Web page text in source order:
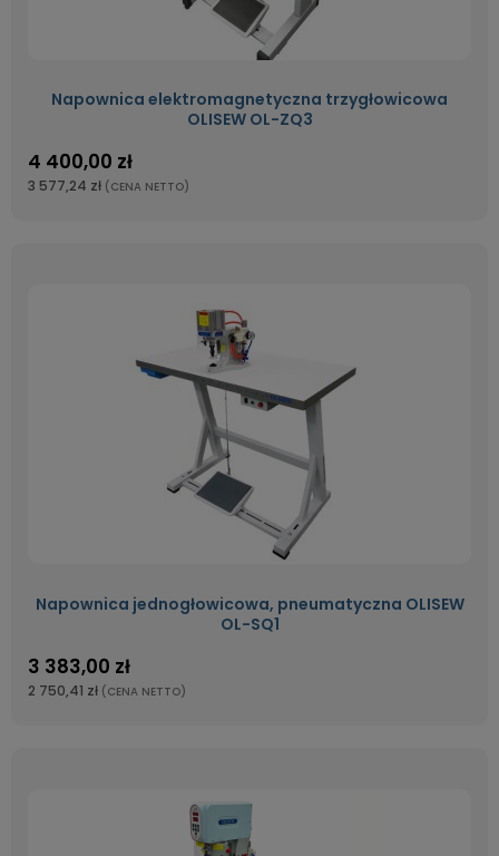
Napownica elektromagnetyczna trzygłowicowa
OLISEW OL-ZQ3
4 400,00 zł
3 577,24 zł (CENA NETTO)
Napownica jednogłowicowa, pneumatyczna OLISEW
OL-SQ1
3 383,00 zł
2 750,41 zł (CENA NETTO)